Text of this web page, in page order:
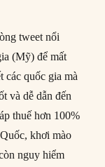
tweet nổi
(Mỹ) để mất
các quốc gia mà
và dễ dẫn đến
thuế hơn 100%
khơi mào
nguy hiểm